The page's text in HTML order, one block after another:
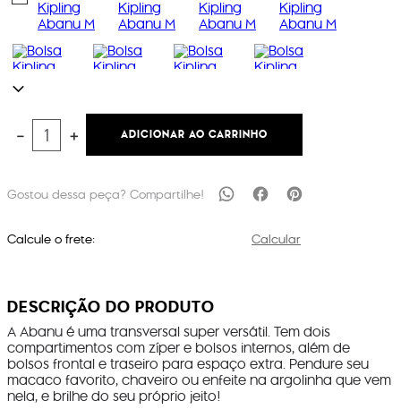
＋
－ ADICIONAR AO CARRINHO
Calcule o frete: Calcular
DESCRIÇÃO DO PRODUTO
A Abanu é uma transversal super versátil. Tem dois
compartimentos com zíper e bolsos internos, além de
bolsos frontal e traseiro para espaço extra. Pendure seu
macaco favorito, chaveiro ou enfeite na argolinha que vem
nela, e brilhe do seu próprio jeito!